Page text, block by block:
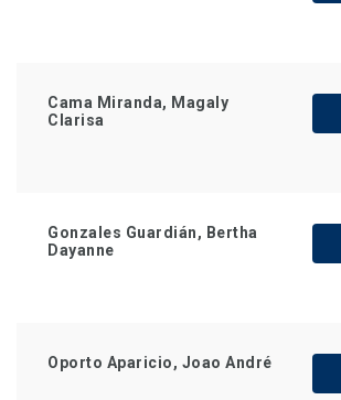
Cama Miranda, Magaly
Clarisa
Gonzales Guardián, Bertha
Dayanne
Oporto Aparicio, Joao André